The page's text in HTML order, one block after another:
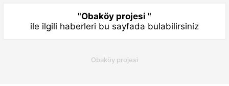
"Obaköy projesi "
ile ilgili haberleri bu sayfada bulabilirsiniz
Obaköy projesi